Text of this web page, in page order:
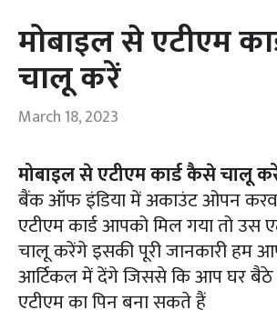
मोबाइल से एटीएम
चालू करें
March 18, 2023
मोबाइल से एटीएम कार्ड कैसे चालू
बैंक ऑफ इंडिया में अकाउंट ओपन
एटीएम कार्ड आपको मिल गया तो उस
चालू करेंगे इसकी पूरी जानकारी हम
आर्टिकल में देंगे जिससे कि आप घर
एटीएम का पिन बना सकते हैं